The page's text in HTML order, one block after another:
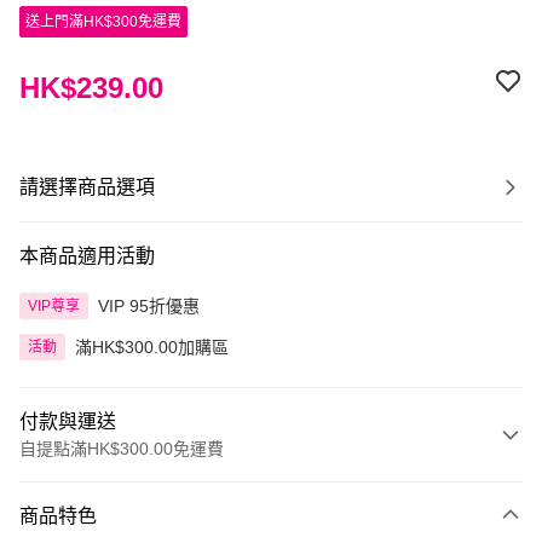
送上門滿HK$300免運費
HK$239.00
請選擇商品選項
本商品適用活動
VIP尊享 VIP 95折優惠
活動 滿HK$300.00加購區
付款與運送
自提點滿HK$300.00免運費
信用卡
商品特色